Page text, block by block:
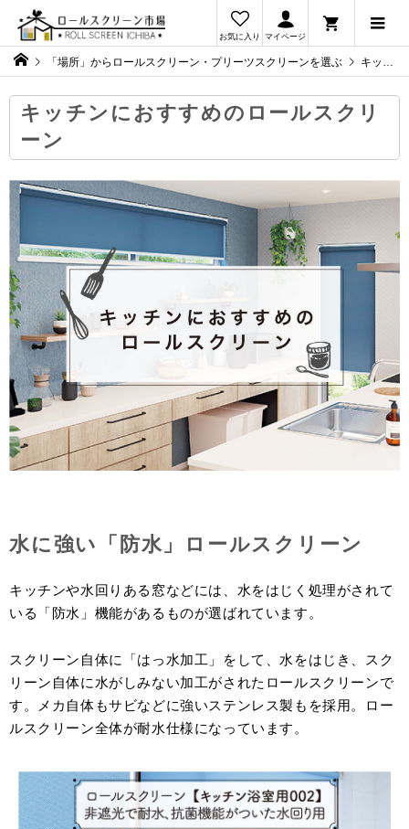
お気に入り マイページ
「場所」からロールスクリーン・プリーツスクリーンを選ぶ キッチンにおすすめのロールスクリーン
キッチンにおすすめのロールスクリ
ーン
水に強い「防水」ロールスクリーン
キッチンや水回りある窓などには、水をはじく処理がされて
いる「防水」機能があるものが選ばれています。
スクリーン自体に「はっ水加工」をして、水をはじき、スク
リーン自体に水がしみない加工がされたロールスクリーンで
す。メカ自体もサビなどに強いステンレス製もを採用。ロー
ルスクリーン全体が耐水仕様になっています。